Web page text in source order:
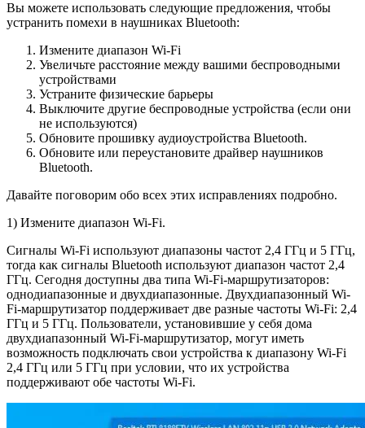
Вы можете использовать следующие предложения, чтобы
устранить помехи в наушниках Bluetooth:
Измените диапазон Wi-Fi
Увеличьте расстояние между вашими беспроводными
устройствами
Устраните физические барьеры
Выключите другие беспроводные устройства (если они
не используются)
Обновите прошивку аудиоустройства Bluetooth.
Обновите или переустановите драйвер наушников
Bluetooth.
Давайте поговорим обо всех этих исправлениях подробно.
1) Измените диапазон Wi-Fi.
Сигналы Wi-Fi используют диапазоны частот 2,4 ГГц и 5 ГГц,
тогда как сигналы Bluetooth используют диапазон частот 2,4
ГГц. Сегодня доступны два типа Wi-Fi-маршрутизаторов:
однодиапазонные и двухдиапазонные. Двухдиапазонный Wi-
Fi-маршрутизатор поддерживает две разные частоты Wi-Fi: 2,4
ГГц и 5 ГГц. Пользователи, установившие у себя дома
двухдиапазонный Wi-Fi-маршрутизатор, могут иметь
возможность подключать свои устройства к диапазону Wi-Fi
2,4 ГГц или 5 ГГц при условии, что их устройства
поддерживают обе частоты Wi-Fi.